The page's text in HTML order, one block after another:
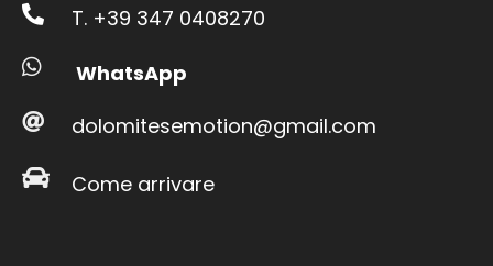
T. +39 347 0408270
WhatsApp
dolomitesemotion@gmail.com
Come arrivare